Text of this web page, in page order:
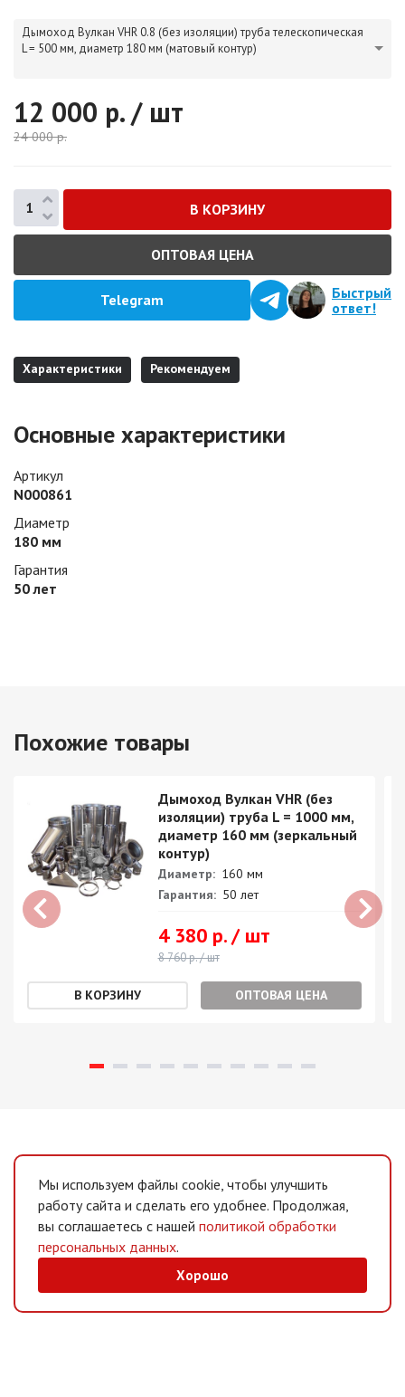
Дымоход Вулкан VHR 0.8 (без изоляции) труба телескопическая
L = 500 мм, диаметр 180 мм (матовый контур)
12 000 р. / шт
24 000р.
ОПТОВАЯ ЦЕНА
Telegram
Быстрый
ответ!
Характеристики Рекомендуем
Основные характеристики
Артикул
N000861
Диаметр
180 мм
Гарантия
50 лет
Похожие товары
Дымоход Вулкан VHR (без
изоляции) труба L = 1000 мм,
диаметр 160 мм (зеркальный
контур)
Диаметр: 160 мм
Гарантия: 50 лет
4 380 р. / шт
8 760 р. / шт
ОПТОВАЯ ЦЕНА
Мы используем файлы cookie, чтобы улучшить
работу сайта и сделать его удобнее. Продолжая,
вы соглашаетесь с нашей политикой обработки
персональных данных.
Хорошо